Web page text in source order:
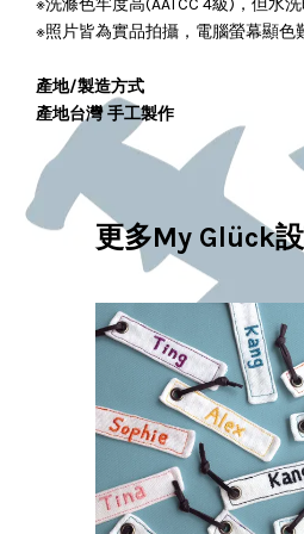
※洗滌色牢度高(AATCC 4級)，但水
※照片皆為實品拍攝，電腦螢幕顯色
產地/製造方式
產地台灣 手工製作
更多My Glück